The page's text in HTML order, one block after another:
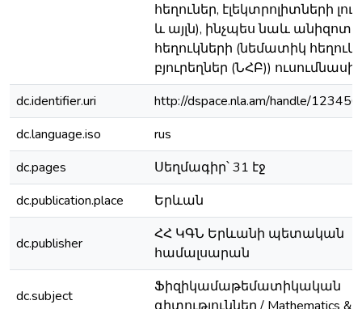
հեղուներ, էլեկտրոլիտների
և այլն), ինչպես նաև
հեղուկների (նեմատիկ հեղուկ
բյուրեղներ (ՆՀԲ))
dc.identifier.uri
http://dspace.nla.am/handle/
dc.language.iso
rus
dc.pages
Սեղմագիր՝ 31 էջ
dc.publication.place
Երևան
dc.publisher
ՀՀ ԿԳՆ Երևանի պետական
համալսարան
dc.subject
Ֆիզիկամաթեմատիկական